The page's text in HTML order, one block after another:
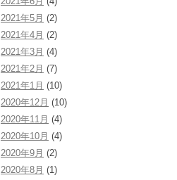
2021年5月 (2)
2021年4月 (2)
2021年3月 (4)
2021年2月 (7)
2021年1月 (10)
2020年12月 (10)
2020年11月 (4)
2020年10月 (4)
2020年9月 (2)
2020年8月 (1)